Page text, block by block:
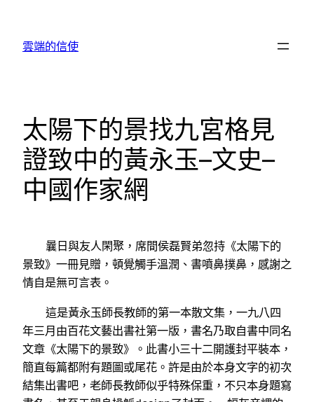
雲端的信使
太陽下的景找九宮格見
證致中的黃永玉–文史–
中國作家網
曩日與友人閑聚，席間侯磊賢弟忽持《太陽下的
景致》一冊見贈，頓覺觸手溫潤、書噴鼻撲鼻，感謝之
情自是無可言表。
這是黃永玉師長教師的第一本散文集，一九八四
年三月由百花文藝出書社第一版，書名乃取自書中同名
文章《太陽下的景致》。此書小三十二開護封平裝本，
簡直每篇都附有題圖或尾花。許是由於本身文字的初次
結集出書吧，老師長教師似乎特殊保重，不只本身題寫